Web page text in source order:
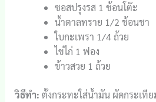
ซอสปรุงรส 1 ช้อนโต๊ะ
น้ำตาลทราย 1/2 ช้อนชา
ใบกะเพรา 1/4 ถ้วย
ไข่ไก่ 1 ฟอง
ข้าวสวย 1 ถ้วย
วิธีทำ: ตั้งกระทะใส่น้ำมัน ผัดกระเที